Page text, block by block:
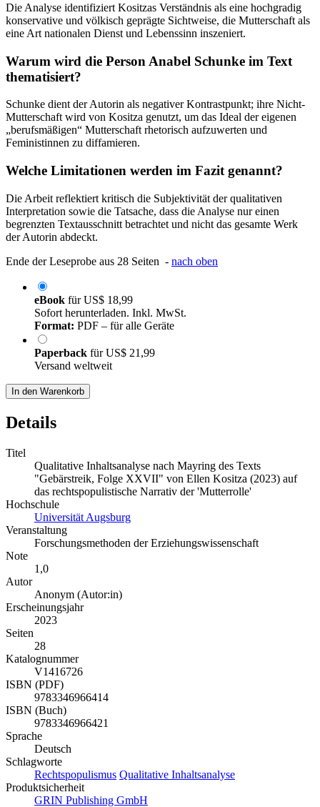
Die Analyse identifiziert Kositzas Verständnis als eine hochgradig
konservative und völkisch geprägte Sichtweise, die Mutterschaft als
eine Art nationalen Dienst und Lebenssinn inszeniert.
Warum wird die Person Anabel Schunke im Text
thematisiert?
Schunke dient der Autorin als negativer Kontrastpunkt; ihre Nicht-
Mutterschaft wird von Kositza genutzt, um das Ideal der eigenen
„berufsmäßigen“ Mutterschaft rhetorisch aufzuwerten und
Feministinnen zu diffamieren.
Welche Limitationen werden im Fazit genannt?
Die Arbeit reflektiert kritisch die Subjektivität der qualitativen
Interpretation sowie die Tatsache, dass die Analyse nur einen
begrenzten Textausschnitt betrachtet und nicht das gesamte Werk
der Autorin abdeckt.
Ende der Leseprobe aus 28 Seiten - nach oben
eBook fürUS$ 18,99
Sofort herunterladen. Inkl. MwSt.
Format: PDF – für alle Geräte
Paperback fürUS$ 21,99
Versand weltweit
In den Warenkorb
Details
Titel
Qualitative Inhaltsanalyse nach Mayring des Texts
"Gebärstreik, Folge XXVII" von Ellen Kositza (2023) auf
das rechtspopulistische Narrativ der 'Mutterrolle'
Hochschule
Universität Augsburg
Veranstaltung
Forschungsmethoden der Erziehungswissenschaft
Note
1,0
Autor
Anonym (Autor:in)
Erscheinungsjahr
2023
Seiten
28
Katalognummer
V1416726
ISBN (PDF)
9783346966414
ISBN (Buch)
9783346966421
Sprache
Deutsch
Schlagworte
Rechtspopulismus Qualitative Inhaltsanalyse
Produktsicherheit
GRIN Publishing GmbH